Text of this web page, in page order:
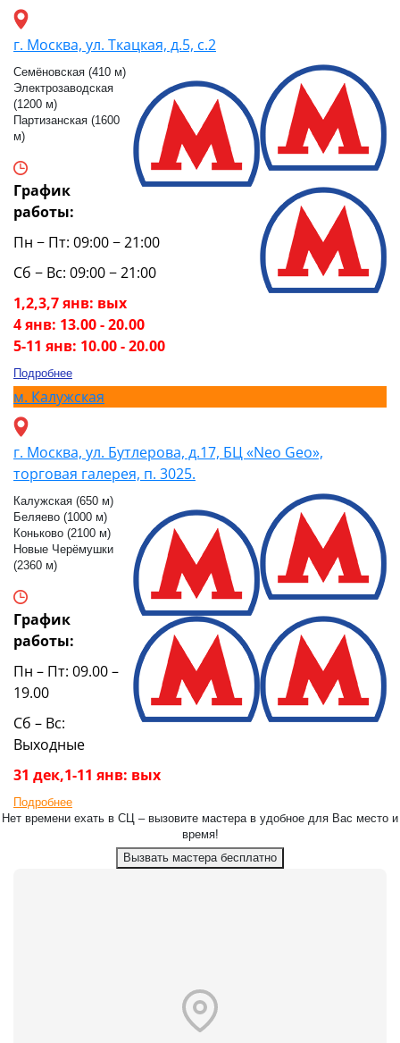
г. Москва, ул. Ткацкая, д.5, с.2
Семёновская (410 м)
Электрозаводская
(1200 м)
Партизанская (1600
м)
График
работы:
Пн − Пт: 09:00 − 21:00
Сб − Вс: 09:00 − 21:00
1,2,3,7 янв: вых
4 янв: 13.00 - 20.00
5-11 янв: 10.00 - 20.00
Подробнее
м. Калужская
г. Москва, ул. Бутлерова, д.17, БЦ «Neo Geo»,
торговая галерея, п. 3025.
Калужская (650 м)
Беляево (1000 м)
Коньково (2100 м)
Новые Черёмушки
(2360 м)
График
работы:
Пн – Пт: 09.00 –
19.00
Сб – Вс:
Выходные
31 дек,1-11 янв: вых
Подробнее
Нет времени ехать в СЦ – вызовите мастера в удобное для Вас место и
время!
Вызвать мастера бесплатно